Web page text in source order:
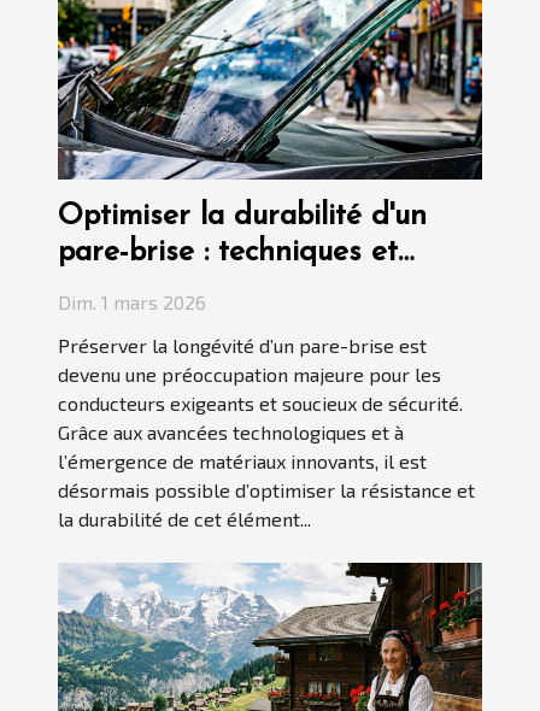
Optimiser la durabilité d'un
pare-brise : techniques et
matériaux innovants
Dim. 1 mars 2026
Préserver la longévité d’un pare-brise est
devenu une préoccupation majeure pour les
conducteurs exigeants et soucieux de sécurité.
Grâce aux avancées technologiques et à
l’émergence de matériaux innovants, il est
désormais possible d’optimiser la résistance et
la durabilité de cet élément...